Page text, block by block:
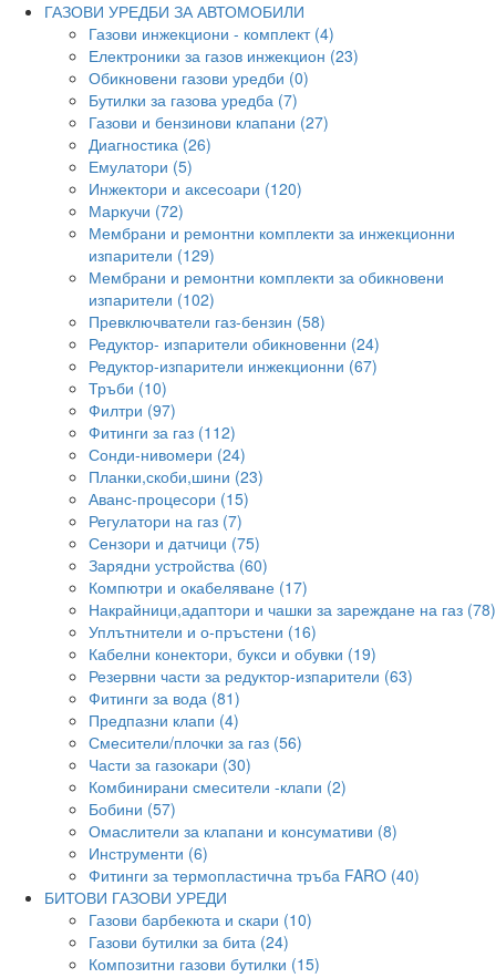
ГАЗОВИ УРЕДБИ ЗА АВТОМОБИЛИ
Газови инжекциони - комплект (4)
Електроники за газов инжекцион (23)
Обикновени газови уредби (0)
Бутилки за газова уредба (7)
Газови и бензинови клапани (27)
Диагностика (26)
Емулатори (5)
Инжектори и аксесоари (120)
Маркучи (72)
Мембрани и ремонтни комплекти за инжекционни
изпарители (129)
Мембрани и ремонтни комплекти за обикновени
изпарители (102)
Превключватели газ-бензин (58)
Редуктор- изпарители обикновенни (24)
Редуктор-изпарители инжекционни (67)
Тръби (10)
Филтри (97)
Фитинги за газ (112)
Сонди-нивомери (24)
Планки,скоби,шини (23)
Аванс-процесори (15)
Регулатори на газ (7)
Сензори и датчици (75)
Зарядни устройства (60)
Компютри и окабеляване (17)
Накрайници,адаптори и чашки за зареждане на газ (78)
Уплътнители и о-пръстени (16)
Кабелни конектори, букси и обувки (19)
Резервни части за редуктор-изпарители (63)
Фитинги за вода (81)
Предпазни клапи (4)
Смесители/плочки за газ (56)
Части за газокари (30)
Комбинирани смесители -клапи (2)
Бобини (57)
Омаслители за клапани и консумативи (8)
Инструменти (6)
Фитинги за термопластична тръба FARO (40)
БИТОВИ ГАЗОВИ УРЕДИ
Газови барбекюта и скари (10)
Газови бутилки за бита (24)
Композитни газови бутилки (15)